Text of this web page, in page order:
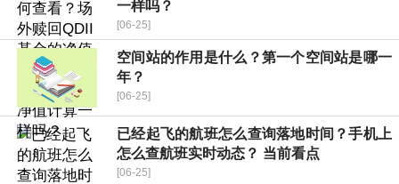
一样吗？
[06-25]
空间站的作用是什么？第一个空间站是哪一
年？
[06-25]
已经起飞的航班怎么查询落地时间？手机上
怎么查航班实时动态？ 当前看点
[06-25]